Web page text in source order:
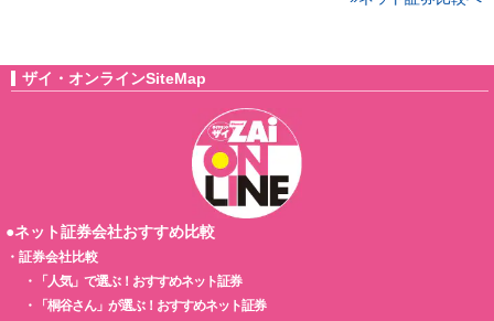
ザイ・オンラインSiteMap
●ネット証券会社おすすめ比較
・ 証券会社比較
・
「人気」で選ぶ！おすすめネット証券
・
「桐谷さん」が選ぶ！おすすめネット証券